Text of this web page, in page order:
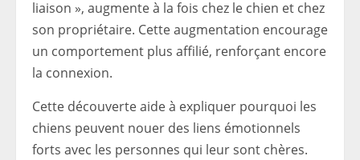
liaison », augmente à la fois chez le chien et chez
son propriétaire. Cette augmentation encourage
un comportement plus affilié, renforçant encore
la connexion.
Cette découverte aide à expliquer pourquoi les
chiens peuvent nouer des liens émotionnels
forts avec les personnes qui leur sont chères.